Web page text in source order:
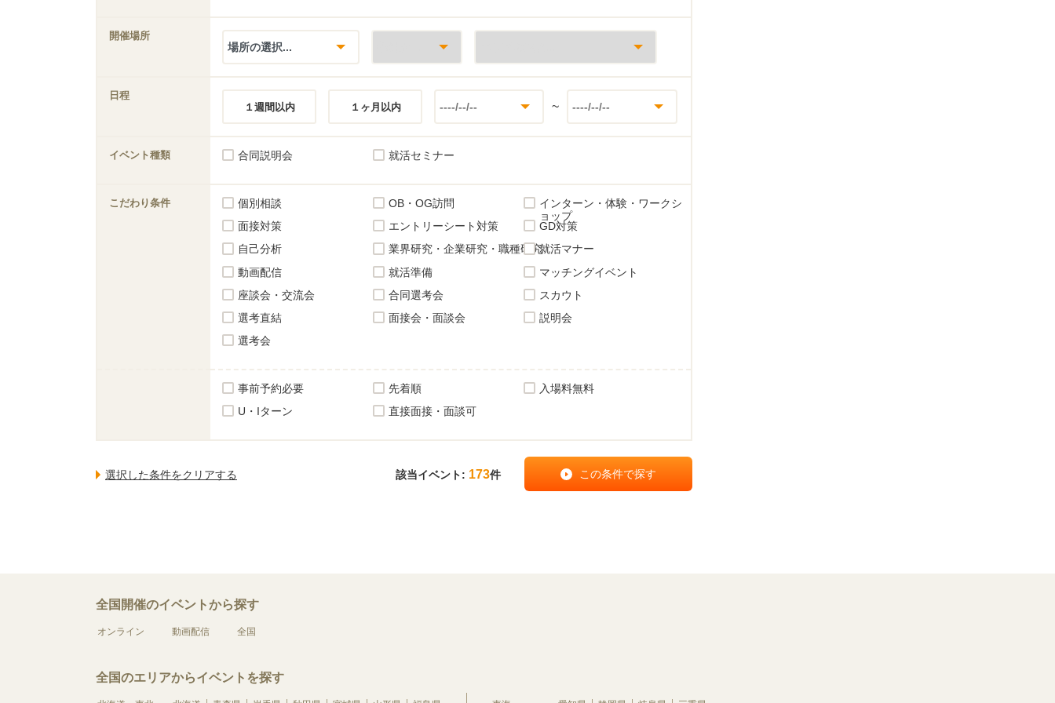
開催場所
日程
１週間以内
１ヶ月以内 ~
イベント種類 合同説明会 就活セミナー
こだわり条件 個別相談 OB・OG訪問
インターン・体験・ワークシ
ョップ
面接対策
エントリーシート対策
GD対策
自己分析
業界研究・企業研究・職種研究就活マナー
動画配信
就活準備
マッチングイベント
座談会・交流会
合同選考会
スカウト
選考直結
面接会・面談会
説明会
選考会
事前予約必要 先着順
入場料無料
U・Iターン
直接面接・面談可
該当イベント: 173件
全国開催のイベントから探す
オンライン 動画配信 全国
全国のエリアからイベントを探す